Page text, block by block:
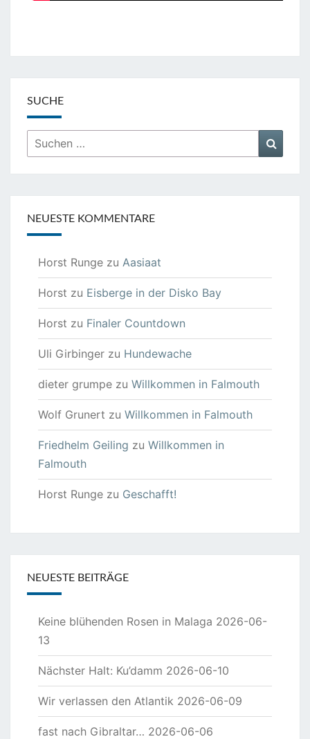
SUCHE
Suchen
nach:
NEUESTE KOMMENTARE
Horst Runge zu Aasiaat
Horst zu Eisberge in der Disko Bay
Horst zu Finaler Countdown
Uli Girbinger zu Hundewache
dieter grumpe zu Willkommen in Falmouth
Wolf Grunert zu Willkommen in Falmouth
Friedhelm Geiling zu Willkommen in
Falmouth
Horst Runge zu Geschafft!
NEUESTE BEITRÄGE
Keine blühenden Rosen in Malaga 2026-06-
13
Nächster Halt: Ku’damm 2026-06-10
Wir verlassen den Atlantik 2026-06-09
fast nach Gibraltar… 2026-06-06